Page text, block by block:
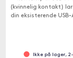
(kvinnelig kontakt)
din eksisterende
Ikke på lager,